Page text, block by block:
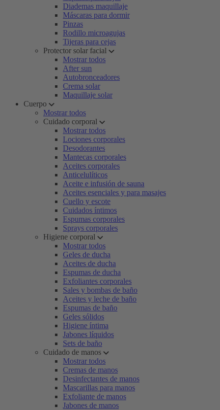
Diademas maquillaje
Máscaras para dormir
Pinzas
Rodillo microagujas
Tijeras para cejas
Protector solar facial
Mostrar todos
After sun
Autobronceadores
Crema solar
Maquillaje solar
Cuerpo
Mostrar todos
Cuidado corporal
Mostrar todos
Lociones corporales
Desodorantes
Mantecas corporales
Aceites corporales
Anticelulíticos
Aceite e infusión de sauna
Aceites esenciales y para masajes
Cuello y escote
Cuidados íntimos
Espumas corporales
Sprays corporales
Higiene corporal
Mostrar todos
Geles de ducha
Aceites de ducha
Espumas de ducha
Exfoliantes corporales
Sales y bombas de baño
Aceites y leche de baño
Espumas de baño
Geles sólidos
Higiene íntima
Jabones líquidos
Sets de baño
Cuidado de manos
Mostrar todos
Cremas de manos
Desinfectantes de manos
Mascarillas para manos
Exfoliante de manos
Jabones de manos